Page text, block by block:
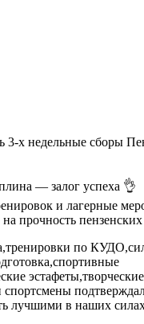
3-х недельные сборы
— залог успеха 👌
и лагерные
прочность
по
спортсмены
лучшими в наших